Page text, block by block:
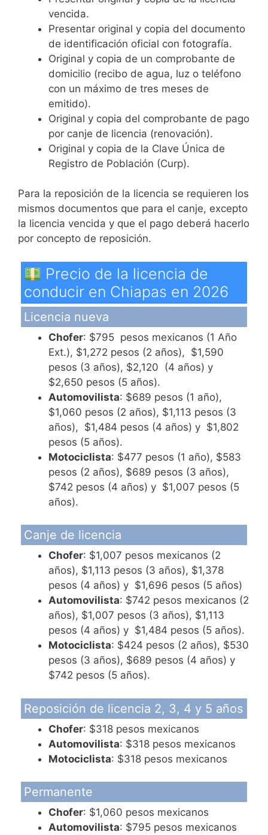
vencida.
Presentar original y copia del documento
de identificación oficial con fotografía.
Original y copia de un comprobante de
domicilio (recibo de agua, luz o teléfono
con un máximo de tres meses de
emitido).
Original y copia del comprobante de pago
por canje de licencia (renovación).
Original y copia de la Clave Única de
Registro de Población (Curp).
Para la reposición de la licencia se requieren los
mismos documentos que para el canje, excepto
la licencia vencida y que el pago deberá hacerlo
por concepto de reposición.
Precio de la licencia de
conducir en Chiapas en 2026
Licencia nueva
Chofer: $795 pesos mexicanos (1 Año
Ext.), $1,272 pesos (2 años), $1,590
pesos (3 años), $2,120 (4 años) y
$2,650 pesos (5 años).
Automovilista: $689 pesos (1 año),
$1,060 pesos (2 años), $1,113 pesos (3
años), $1,484 pesos (4 años) y $1,802
pesos (5 años).
Motociclista: $477 pesos (1 año), $583
pesos (2 años), $689 pesos (3 años),
$742 pesos (4 años) y $1,007 pesos (5
años).
Canje de licencia
Chofer: $1,007 pesos mexicanos (2
años), $1,113 pesos (3 años), $1,378
pesos (4 años) y $1,696 pesos (5 años)
Automovilista: $742 pesos mexicanos (2
años), $1,007 pesos (3 años), $1,113
pesos (4 años) y $1,484 pesos (5 años).
Motociclista: $424 pesos (2 años), $530
pesos (3 años), $689 pesos (4 años) y
$742 pesos (5 años).
Reposición de licencia 2, 3, 4 y 5 años
Chofer: $318 pesos mexicanos
Automovilista: $318 pesos mexicanos
Motociclista: $318 pesos mexicanos
Permanente
Chofer: $1,060 pesos mexicanos
Automovilista: $795 pesos mexicanos